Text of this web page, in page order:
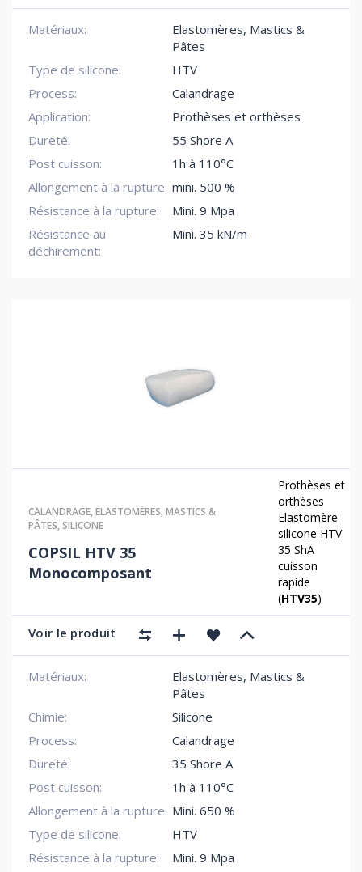
Matériaux:
Elastomères, Mastics &
Pâtes
Type de silicone:
HTV
Process:
Calandrage
Application:
Prothèses et orthèses
Dureté:
55 Shore A
Post cuisson:
1h à 110°C
Allongement à la rupture: mini. 500 %
Résistance à la rupture:
Mini. 9 Mpa
Résistance au
déchirement:
Mini. 35 kN/m
CALANDRAGE,ELASTOMÈRES,MASTICS &
PÂTES,SILICONE
COPSIL HTV 35
Monocomposant
Prothèses et
orthèses
Elastomère
silicone HTV
35 ShA
cuisson
rapide
(HTV35)
Voir le produit
Matériaux:
Elastomères, Mastics &
Pâtes
Chimie:
Silicone
Process:
Calandrage
Dureté:
35 Shore A
Post cuisson:
1h à 110°C
Allongement à la rupture: Mini. 650 %
Type de silicone:
HTV
Résistance à la rupture:
Mini. 9 Mpa